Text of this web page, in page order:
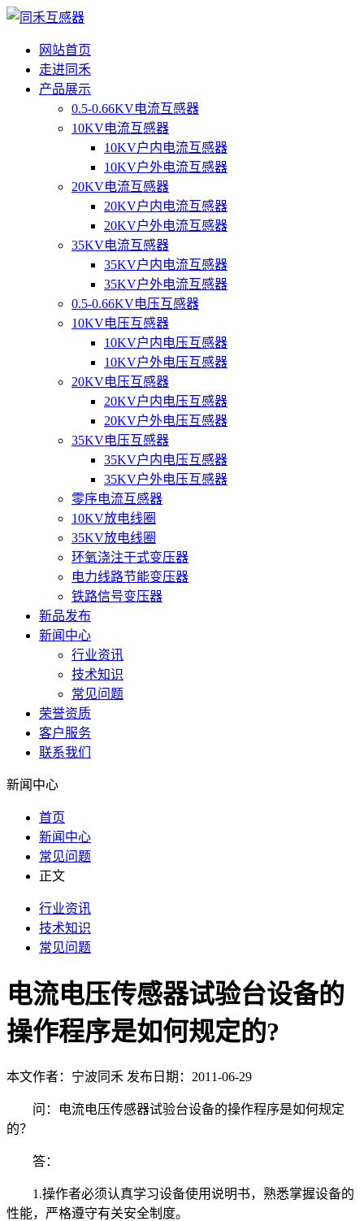
网站首页
走进同禾
产品展示
0.5-0.66KV电流互感器
10KV电流互感器
10KV户内电流互感器
10KV户外电流互感器
20KV电流互感器
20KV户内电流互感器
20KV户外电流互感器
35KV电流互感器
35KV户内电流互感器
35KV户外电流互感器
0.5-0.66KV电压互感器
10KV电压互感器
10KV户内电压互感器
10KV户外电压互感器
20KV电压互感器
20KV户内电压互感器
20KV户外电压互感器
35KV电压互感器
35KV户内电压互感器
35KV户外电压互感器
零序电流互感器
10KV放电线圈
35KV放电线圈
环氧浇注干式变压器
电力线路节能变压器
铁路信号变压器
新品发布
新闻中心
行业资讯
技术知识
常见问题
荣誉资质
客户服务
联系我们
新闻中心
首页
新闻中心
常见问题
正文
行业资讯
技术知识
常见问题
电流电压传感器试验台设备的
操作程序是如何规定的?
本文作者：宁波同禾 发布日期：2011-06-29
问：电流电压传感器试验台设备的操作程序是如何规定
的？
答：
1.操作者必须认真学习设备使用说明书，熟悉掌握设备的
性能，严格遵守有关安全制度。